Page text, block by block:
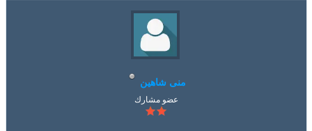
منى شاهين
عضو مشارك